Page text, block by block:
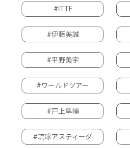
#ITTF
#伊藤美誠
#平野美宇
#ワールドツアー
#戸上隼輔
#琉球アスティーダ